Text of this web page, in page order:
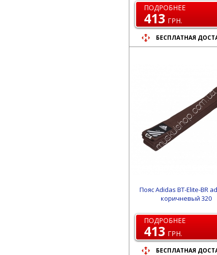
ПОДРОБНЕЕ
413 ГРН.
БЕСПЛАТНАЯ
Пояс Adidas BT-Elite-BR
коричневый 320
ПОДРОБНЕЕ
413 ГРН.
БЕСПЛАТНАЯ